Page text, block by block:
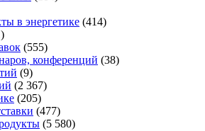
в энергетике (414)
(555)
конференций (38)
(9)
(2 367)
(205)
(477)
(5 580)